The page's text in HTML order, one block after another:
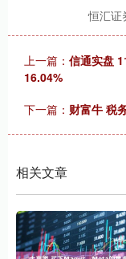
恒汇证
上一篇： 信通实盘
16.04%
下一篇： 财富牛 税
相关文章